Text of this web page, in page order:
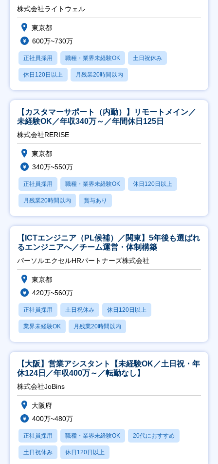
能】
株式会社ライトウェル
東京都
600万~730万
正社員採用 職種・業界未経験OK 土日祝休み
休日120日以上 月残業20時間以内
【カスタマーサポート（内勤）】リモートメイン／
未経験OK／年収340万～／年間休日125日
株式会社RERISE
東京都
340万~550万
正社員採用 職種・業界未経験OK 休日120日以上
月残業20時間以内 賞与あり
【ICTエンジニア（PL候補）／関東】5年後も選ばれ
るエンジニアへ／チーム運営・体制構築
パーソルエクセルHRパートナーズ株式会社
東京都
420万~560万
正社員採用 土日祝休み 休日120日以上
業界未経験OK 月残業20時間以内
【大阪】営業アシスタント【未経験OK／土日祝・年
休124日／年収400万～／転勤なし】
株式会社JoBins
大阪府
400万~480万
正社員採用 職種・業界未経験OK 20代におすすめ
土日祝休み 休日120日以上